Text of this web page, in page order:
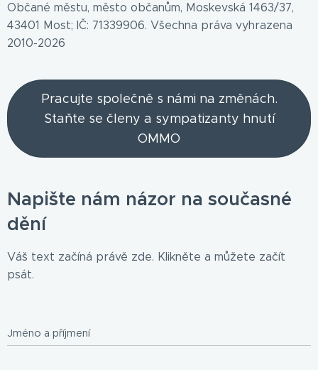
Občané městu, město občanům, Moskevská 1463/37,
43401 Most; IČ: 71339906. Všechna práva vyhrazena
2010-2026
Pracujte společně s námi na změnách.
Staňte se členy a sympatizanty hnutí
OMMO
Napište nám názor na současné
dění
Váš text začíná právě zde. Klikněte a můžete začít
psát.
Jméno a příjmení